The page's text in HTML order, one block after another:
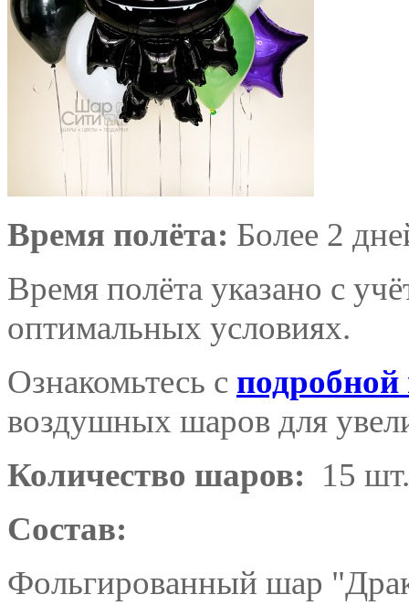
Время полёта: Более 2
Время полёта указано с
оптимальных условиях.
Ознакомьтесь с
воздушных шаров для
Количество шаров: 15 шт.
Состав:
Фольгированный шар